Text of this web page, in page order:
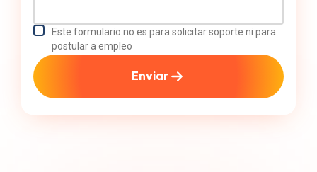
Este formulario no es para solicitar soporte ni para
postular a empleo
Enviar